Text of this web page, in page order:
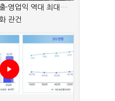
·영업익 역대 최대…
관건